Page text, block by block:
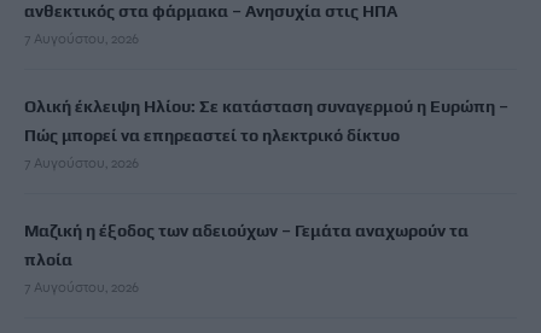
ανθεκτικός στα φάρμακα – Ανησυχία στις ΗΠΑ
7 Αυγούστου, 2026
Ολική έκλειψη Ηλίου: Σε κατάσταση συναγερμού η Ευρώπη –
Πώς μπορεί να επηρεαστεί το ηλεκτρικό δίκτυο
7 Αυγούστου, 2026
Μαζική η έξοδος των αδειούχων – Γεμάτα αναχωρούν τα
πλοία
7 Αυγούστου, 2026